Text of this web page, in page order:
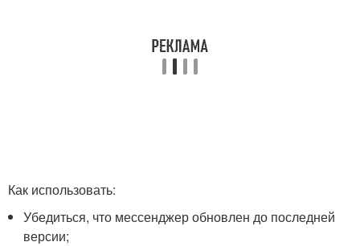
Как использовать:
Убедиться, что мессенджер обновлен до последней
версии;